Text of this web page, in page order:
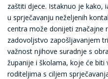
zaštiti djece. Istaknuo je kako,
u sprječavanju neželjenih
centra može donijeti značajne
zadovoljstvo zapošljavanjem
važnost njihove suradnje s
županije i školama, koje će biti
roditeljima s ciljem